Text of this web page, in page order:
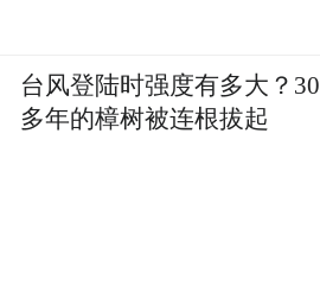
台风登陆时强度有多大？30
多年的樟树被连根拔起